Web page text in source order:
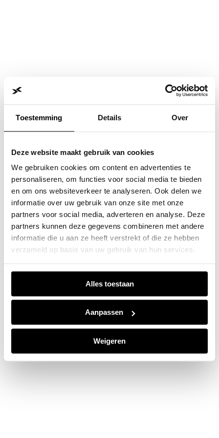
Toestemming Details Over
Deze website maakt gebruik van cookies
We gebruiken cookies om content en advertenties te
personaliseren, om functies voor social media te bieden
en om ons websiteverkeer te analyseren. Ook delen we
informatie over uw gebruik van onze site met onze
partners voor social media, adverteren en analyse. Deze
partners kunnen deze gegevens combineren met andere
informatie die u aan ze heeft verstrekt of die ze hebben
verzameld op basis van uw gebruik van hun services.
Alles toestaan
Aanpassen
Weigeren
Application error: a client-side exception has occurred while
loadingwww.jvk.nl(see the browser consolefor more
information).